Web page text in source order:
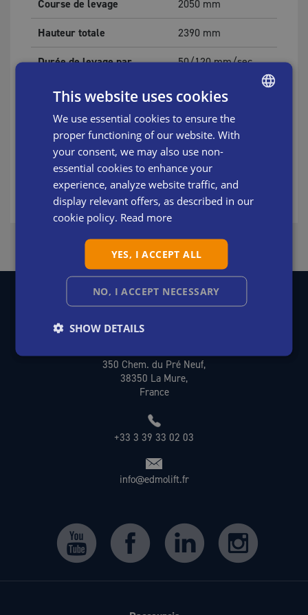
Course de levage 2050 mm
Hauteur totale
2390 mm
Durée de levage par
50/120mm/sec
Piètements, options S
Batterie
2 x AGM (24 V - 9
Ah)
kg
350 Chem. du Pré Neuf,
38350 La Mure,
France
+33 3 39 33 02 03
info@edmolift.fr
ENGLISH
SWEDISH
DUTCH
SPANISH
This website uses cookies
We use essential cookies to ensure the
proper functioning of our website. With
your consent, we may also use non-
essential cookies to enhance your
experience, analyze website traffic, and
display relevant offers, as described in our
cookie policy. Read more
YES, I ACCEPT ALL
NO, I ACCEPT NECESSARY
SHOW DETAILS